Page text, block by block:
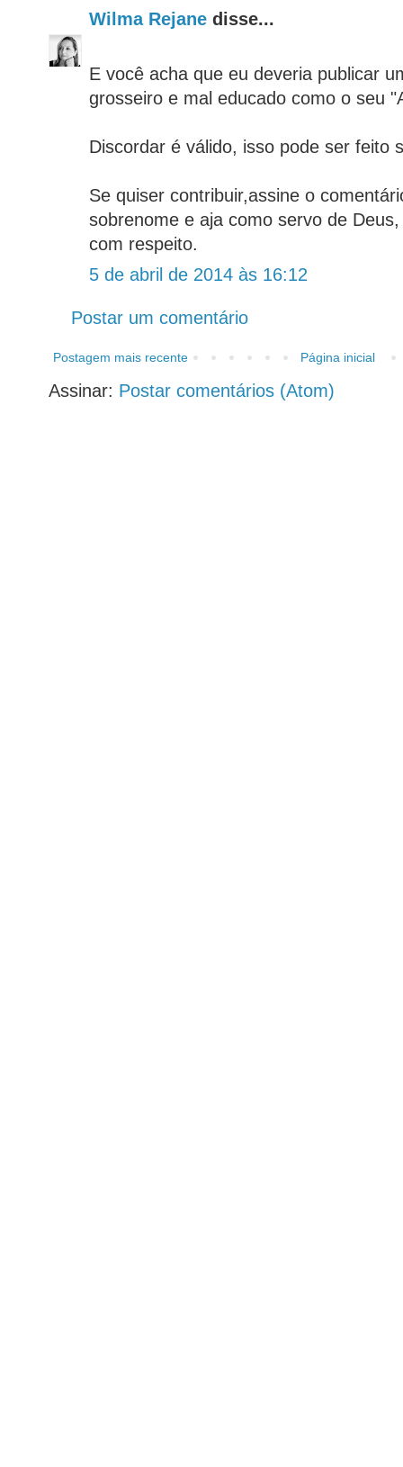
Wilma Rejane disse...
E você acha que eu deveria publicar
grosseiro e mal educado como o seu
Discordar é válido, isso pode ser feito
Se quiser contribuir,assine o
sobrenome e aja como servo de
com respeito.
5 de abril de 2014 às 16:12
Postar um comentário
Postagem mais recente Página inicial
Assinar: Postar comentários (Atom)